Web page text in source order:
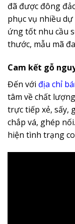
đã được đông
phục vụ nhiều
ứng tốt nhu cầu
thước, mẫu mã
Cam kết gỗ
Đến với địa chỉ
tâm về chất
trực tiếp xẻ, sấy,
chắp vá, ghép
hiện tình trạng